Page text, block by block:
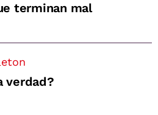
terminan mal
verdad?